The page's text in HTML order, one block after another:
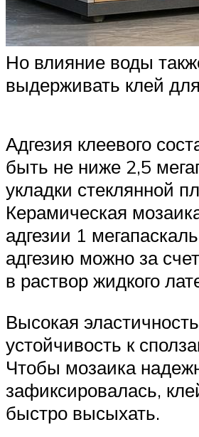
Но влияние воды
выдерживать клей
Адгезия клеевого
быть не ниже 2,5
укладки стеклянной
Керамическая
адгезии 1
адгезию можно за
в раствор жидкого
Высокая
устойчивость к
Чтобы мозаика
зафиксировалась,
быстро высыхать.